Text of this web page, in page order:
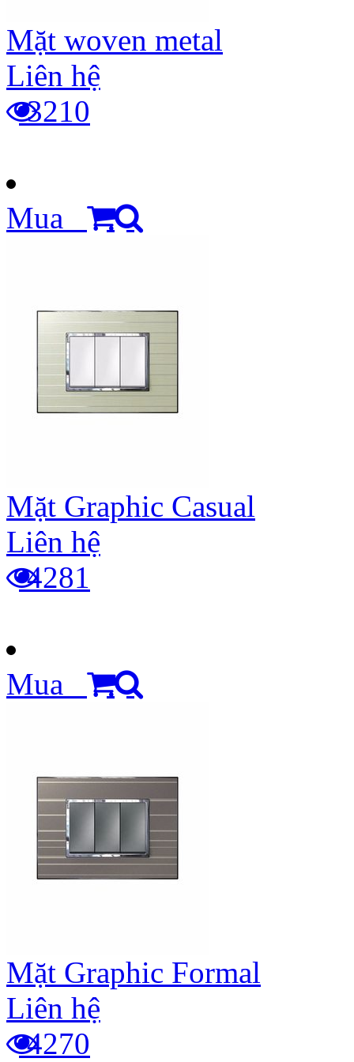
Mặt woven metal
Liên hệ
3210
Mua
Mặt Graphic Casual
Liên hệ
4281
Mua
Mặt Graphic Formal
Liên hệ
4270